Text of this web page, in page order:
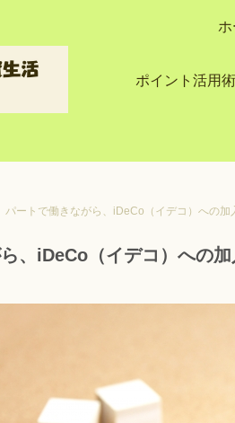
ホ
ポイント活用術
パートで働きながら、iDeCo（イデコ）への加
、iDeCo（イデコ）への